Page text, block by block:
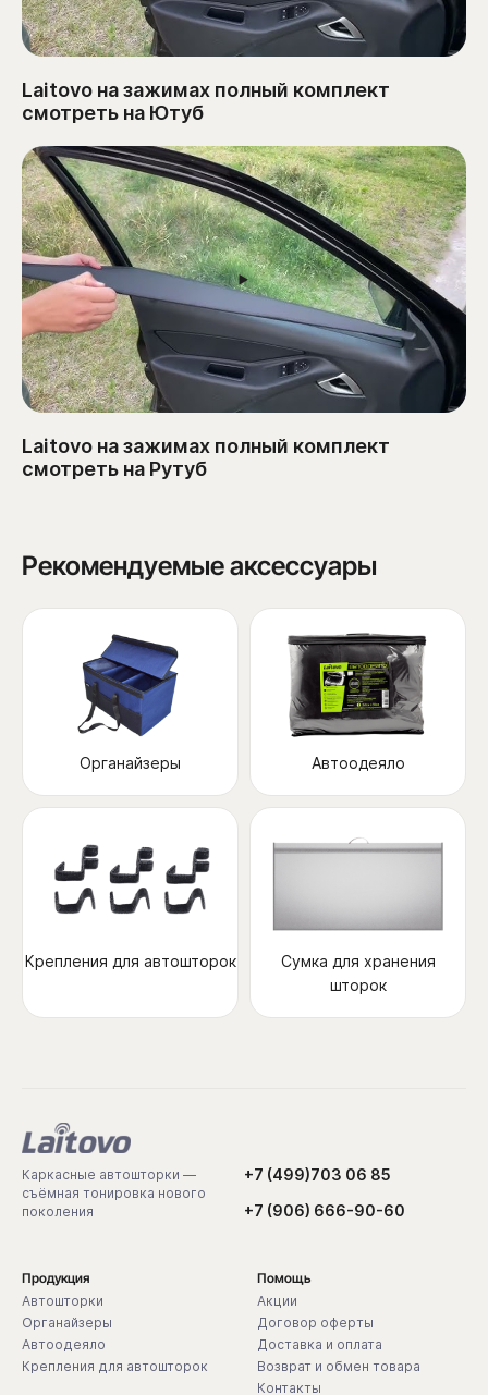
Laitovo на зажимах полный комплект
смотреть на Ютуб
Laitovo на зажимах полный комплект
смотреть на Рутуб
Рекомендуемые аксессуары
Органайзеры Автоодеяло
Крепления для автошторок
Сумка для хранения
шторок
Каркасные автошторки —
съёмная тонировка нового
поколения
+7 (499)703 06 85
+7 (906) 666-90-60
Продукция
Автошторки
Органайзеры
Автоодеяло
Крепления для автошторок
Помощь
Акции
Договор оферты
Доставка и оплата
Возврат и обмен товара
Контакты